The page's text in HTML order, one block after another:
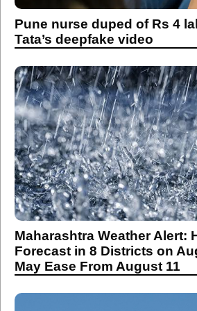
Pune nurse duped of Rs 4
Tata’s deepfake video
Maharashtra Weather Alert:
Forecast in 8 Districts on
May Ease From August 11